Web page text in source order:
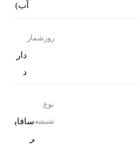
آب)
روزشمار
دار
د
نوع
شیشهسافای
ر